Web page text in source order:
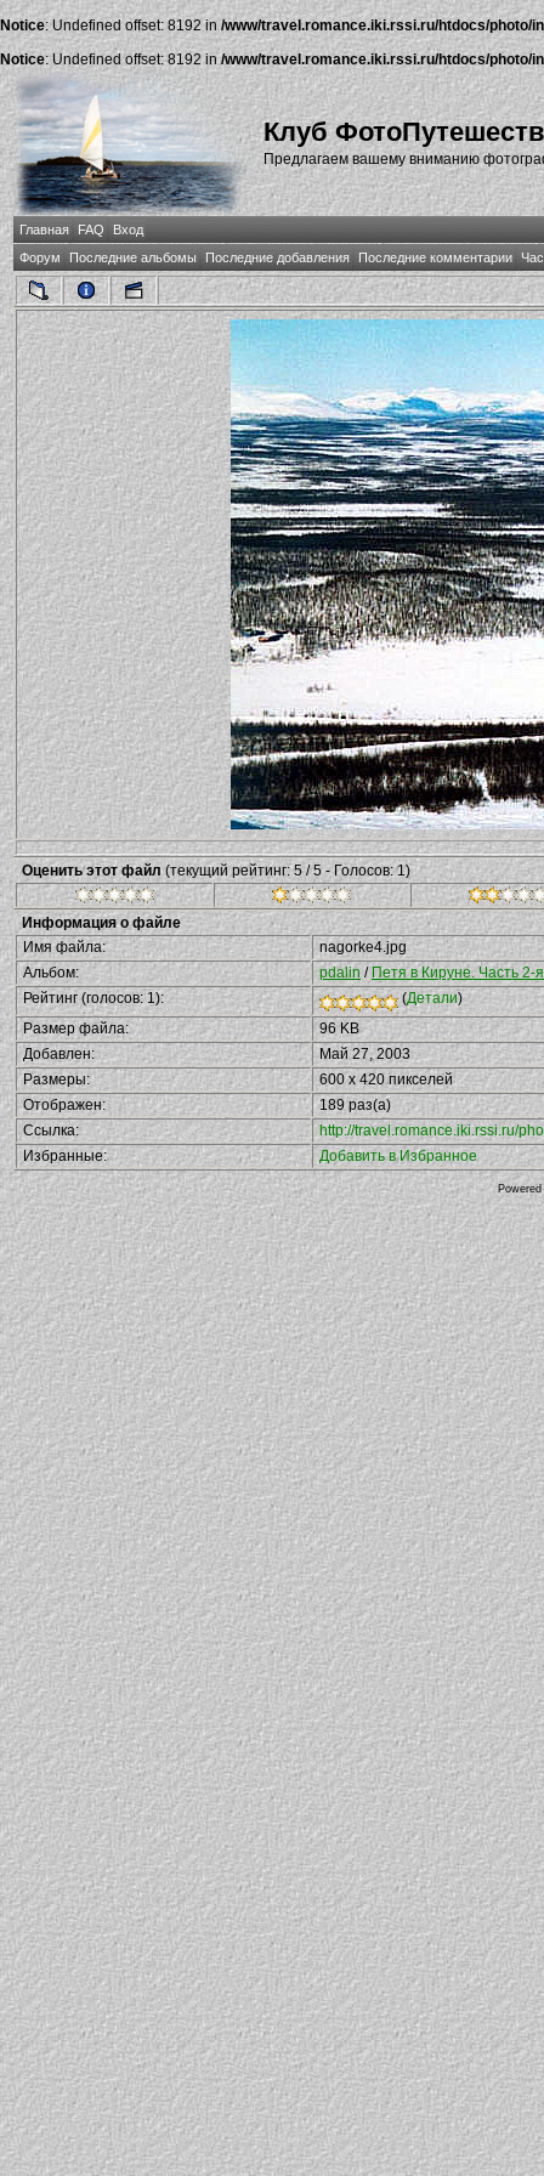
Notice: Undefined offset: 8192 in /www/travel.romance.iki.rssi.ru/htdocs/photo/
Notice: Undefined offset: 8192 in/www/travel.romance.iki.rssi.ru/htdocs/photo/
Клуб
Предлагаем вашему вниманию
Главная FAQ
Вход
Форум
Последние альбомы Последние добавления Последние комментарии
Оценить этот файл(текущий рейтинг: 5 / 5 - Голосов: 1)
Информация о файле
Имя файла:
nagorke4.jpg
Альбом:
pdalin / Петя в Кируне. Часть 2-я
Рейтинг (голосов: 1):
(Детали)
Размер файла:
96 KB
Добавлен:
Май 27, 2003
Размеры:
600 x 420 пикселей
Отображен:
189 раз(а)
Ссылка:
http://travel.romance.iki.rssi.ru/
Избранные:
Добавить в Избранное